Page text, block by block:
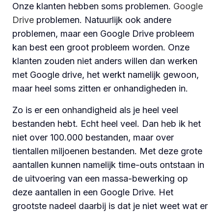
Onze klanten hebben soms problemen. Google
Drive problemen. Natuurlijk ook andere
problemen, maar een Google Drive probleem
kan best een groot probleem worden. Onze
klanten zouden niet anders willen dan werken
met Google drive, het werkt namelijk gewoon,
maar heel soms zitten er onhandigheden in.
Zo is er een onhandigheid als je heel veel
bestanden hebt. Echt heel veel. Dan heb ik het
niet over 100.000 bestanden, maar over
tientallen miljoenen bestanden. Met deze grote
aantallen kunnen namelijk time-outs ontstaan in
de uitvoering van een massa-bewerking op
deze aantallen in een Google Drive. Het
grootste nadeel daarbij is dat je niet weet wat er